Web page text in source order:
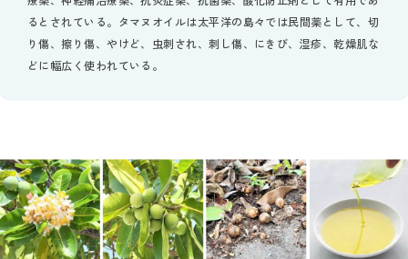
るとされている。タマヌオイルは太平洋の島々では民間薬として、切
り傷、擦り傷、やけど、虫刺され、刺し傷、にきび、湿疹、乾燥肌な
どに幅広く使われている。